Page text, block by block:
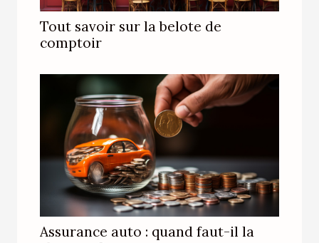
Tout savoir sur la belote de
comptoir
Assurance auto : quand faut-il la